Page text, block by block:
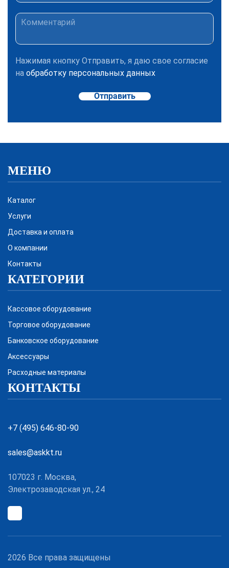
Нажимая кнопку Отправить, я даю свое согласие
на обработку персональных данных
Отправить
МЕНЮ
Каталог
Услуги
Доставка и оплата
О компании
Контакты
КАТЕГОРИИ
Кассовое оборудование
Торговое оборудование
Банковское оборудование
Аксессуары
Расходные материалы
КОНТАКТЫ
+7 (495) 646-80-90
sales@askkt.ru
107023 г. Москва,
Электрозаводская ул., 24
2026 Все права защищены